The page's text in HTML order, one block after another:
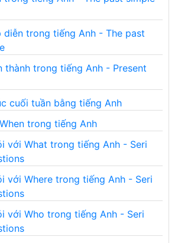
diễn trong tiếng Anh - The past
thành trong tiếng Anh - Present
cuối tuần bằng tiếng Anh
trong tiếng Anh
với What trong tiếng Anh - Seri
với Where trong tiếng Anh - Seri
với Who trong tiếng Anh - Seri